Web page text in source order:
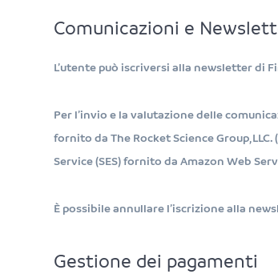
Comunicazioni e
L’utente può iscriversi alla newsletter di
Per l’invio e la valutazione delle
fornito da The Rocket Science Group,
Service (SES) fornito da Amazon Web
È possibile annullare l’iscrizione alla
Gestione dei pagamenti